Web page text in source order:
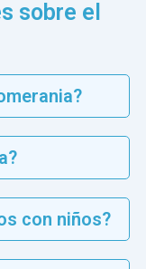
sobre el
con niños?